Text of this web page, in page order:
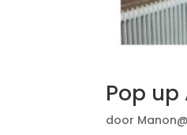
Pop up
door